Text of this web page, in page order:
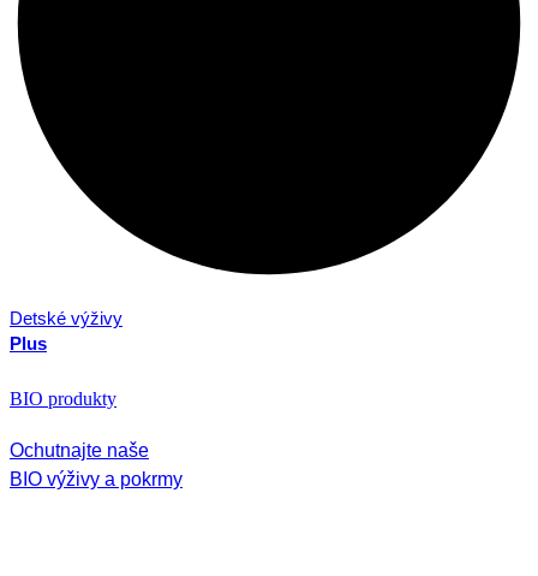
Detské výživy
Plus
BIO produkty
Ochutnajte naše
BIO výživy a pokrmy